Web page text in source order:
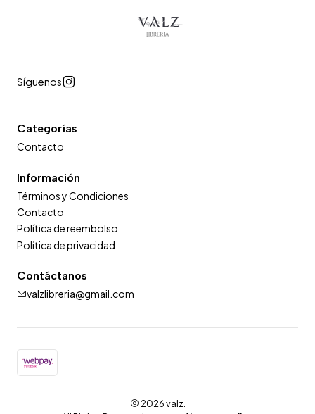
Síguenos
Categorías
Contacto
Información
Términos y Condiciones
Contacto
Política de reembolso
Política de privacidad
Contáctanos
valzlibreria@gmail.com
2026 valz.